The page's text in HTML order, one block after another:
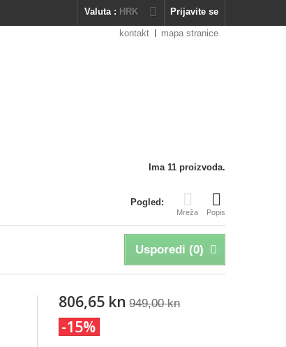
Prijavite se
Valuta : HRK
kontakt mapa stranice
Ima 11 proizvoda.
Pogled:
Mreža Popis
Usporedi (0)
806,65 kn 949,00 kn
-15%